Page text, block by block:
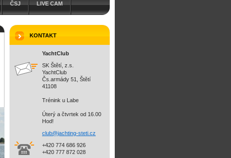
ČSJ LIVE CAM
KONTAKT
YachtClub
SK Štětí, z.s.
YachtClub
Čs.armády 51, Štětí
41108
Trénink u Labe
Úterý a čtvrtek od 16.00
Hod!
club@jachting-steti.cz
+420 774 686 926
+420 777 872 028